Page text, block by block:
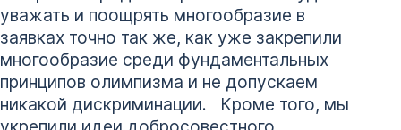
уважать и поощрять многообразие в
заявках точно так же, как уже закрепили
многообразие среди фундаментальных
принципов олимпизма и не допускаем
никакой дискриминации. Кроме того, мы